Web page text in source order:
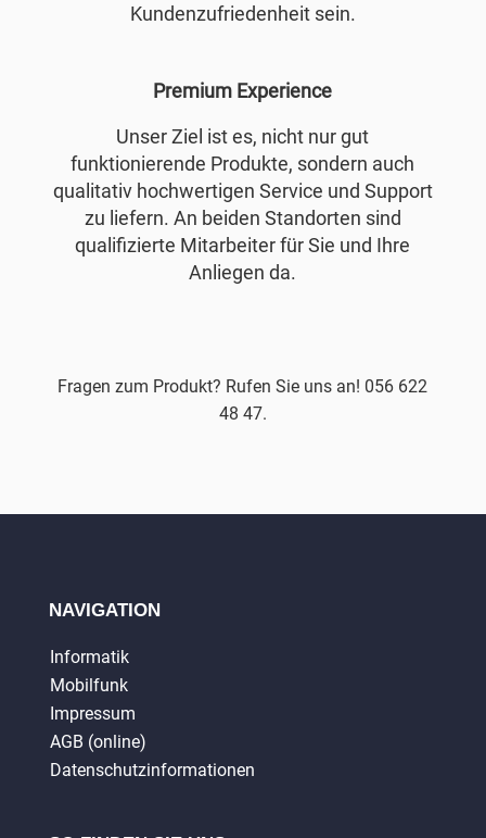
Kundenzufriedenheit sein.
Premium Experience
Unser Ziel ist es, nicht nur gut
funktionierende Produkte, sondern auch
qualitativ hochwertigen Service und Support
zu liefern. An beiden Standorten sind
qualifizierte Mitarbeiter für Sie und Ihre
Anliegen da.
Fragen zum Produkt? Rufen Sie uns an! 056 622
48 47.
NAVIGATION
Informatik
Mobilfunk
Impressum
AGB (online)
Datenschutzinformationen